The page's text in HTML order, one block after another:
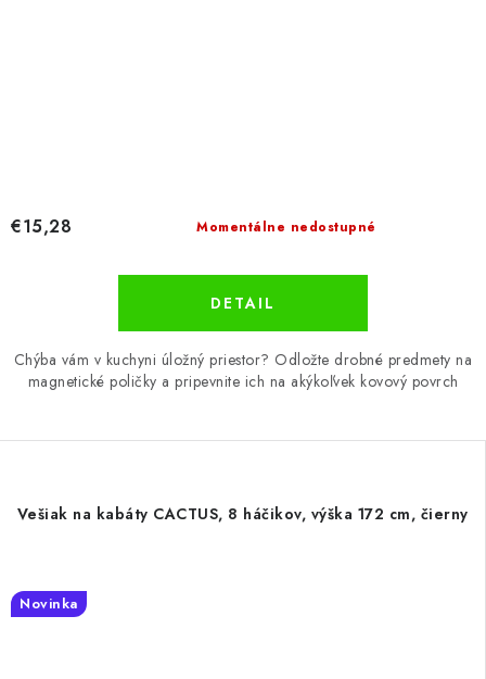
Momentálne nedostupné
€15,28
DETAIL
Chýba vám v kuchyni úložný priestor? Odložte drobné predmety na
magnetické poličky a pripevnite ich na akýkoľvek kovový povrch
Vešiak na kabáty CACTUS, 8 háčikov, výška 172 cm, čierny
Novinka